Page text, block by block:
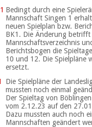
Bedingt durch eine
Mannschaft Singen 1
neuen Spielplan bzw.
BK1. Die Änderung betrifft
Mannschaftsverzeichnis
Berichtsbogen die
10 und 12. Die Spielpläne
ersetzt.
Die Spielpläne der
mussten noch einmal
Der Spieltag von
vom 2.12.23 auf den
Dazu mussten auch noch
Mannschaften geändert